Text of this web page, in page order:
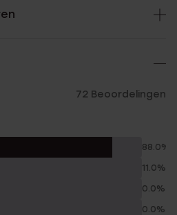
72 Beoordelingen
88.0%
11.0%
0.0%
0.0%